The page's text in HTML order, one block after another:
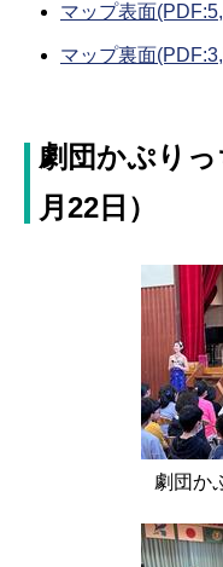
マップ表面
マップ裏面
劇団かぷり
月22日）
劇団か